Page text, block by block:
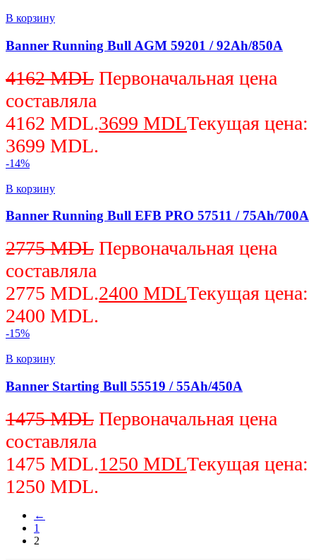
В корзину
Banner Running Bull AGM 59201 / 92Ah/850A
4162MDL Первоначальная цена
составляла
4162 MDL.3699 MDLТекущая цена:
3699 MDL.
-14%
В корзину
Banner Running Bull EFB PRO 57511 / 75Ah/700A
2775MDL Первоначальная цена
составляла
2775 MDL.2400 MDLТекущая цена:
2400 MDL.
-15%
В корзину
Banner Starting Bull 55519 / 55Ah/450A
1475MDL Первоначальная цена
составляла
1475 MDL.1250 MDLТекущая цена:
1250 MDL.
←
1
2